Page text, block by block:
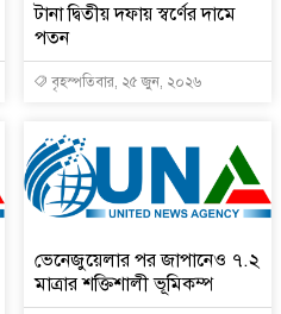
টানা দ্বিতীয় দফায় স্বর্ণের দামে
পতন
বৃহস্পতিবার, ২৫ জুন, ২০২৬
ভেনেজুয়েলার পর জাপানেও ৭.২
মাত্রার শক্তিশালী ভূমিকম্প